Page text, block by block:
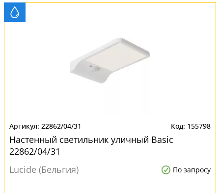
22862/04/31 155798
Настенный светильник уличный Basic
22862/04/31
Lucide (Бельгия)
По запросу